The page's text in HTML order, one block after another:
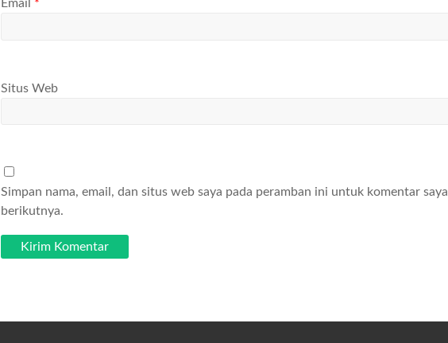
Email *
Situs Web
Simpan nama, email, dan situs web saya pada peramban ini untuk komentar saya
berikutnya.